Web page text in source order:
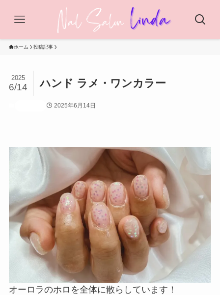
ホーム 投稿記事
ハンド ラメ・ワンカラー
2025
6/14
2025年6月14日
オーロラのホロを全体に散らしています！